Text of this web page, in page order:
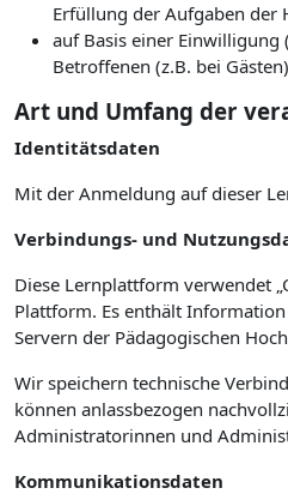
Erfüllung der Aufgaben der
auf Basis einer Einwilligung
Betroffenen (z.B. bei
Art und Umfang der
Identitätsdaten
Mit der Anmeldung auf dieser
Verbindungs- und
Diese Lernplattform verwendet
Plattform. Es enthält
Servern der Pädagogischen
Wir speichern technische
können anlassbezogen
Administratorinnen und
Kommunikationsdaten